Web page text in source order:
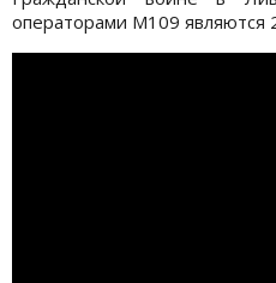
операторами M109 являются